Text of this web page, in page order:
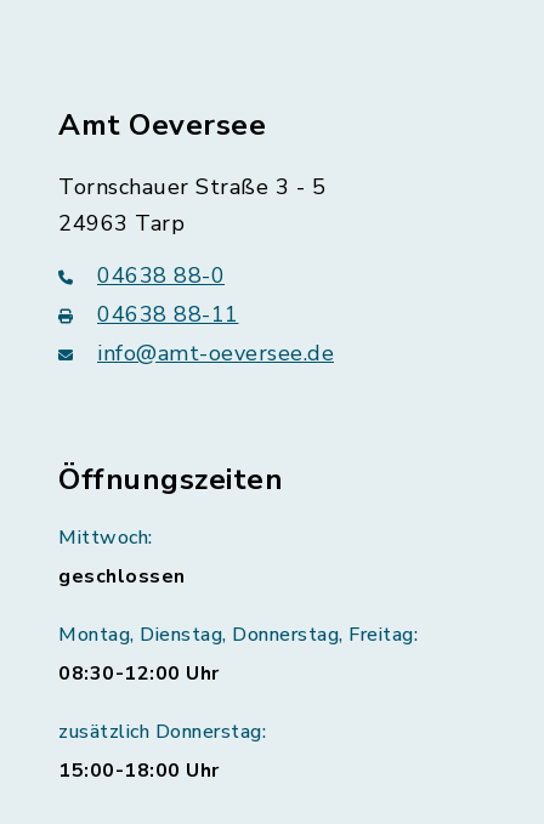
Amt Oeversee
Tornschauer Straße 3 - 5
24963 Tarp
04638 88-0
04638 88-11
info@amt-oeversee.de
Öffnungszeiten
Mittwoch:
geschlossen
Montag, Dienstag, Donnerstag, Freitag:
08:30-12:00 Uhr
zusätzlich Donnerstag:
15:00-18:00 Uhr